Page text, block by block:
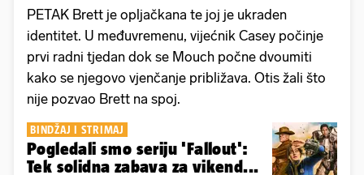
PETAK Brett je opljačkana te joj je ukraden
identitet. U međuvremenu, vijećnik Casey počinje
prvi radni tjedan dok se Mouch počne dvoumiti
kako se njegovo vjenčanje približava. Otis žali što
nije pozvao Brett na spoj.
BINDŽAJ I STRIMAJ
Pogledali smo seriju 'Fallout':
Tek solidna zabava za vikend...